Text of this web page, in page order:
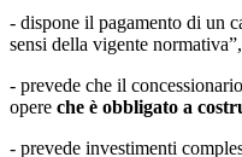
- dispone il pagamento di un
sensi della vigente normativa”,
- prevede che il
opere che è obbligato a
- prevede investimenti